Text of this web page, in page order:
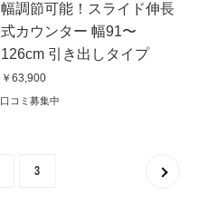
幅調節可能！スライド伸長
式カウンター 幅91〜
126cm 引き出しタイプ
￥63,900
口コミ募集中
3